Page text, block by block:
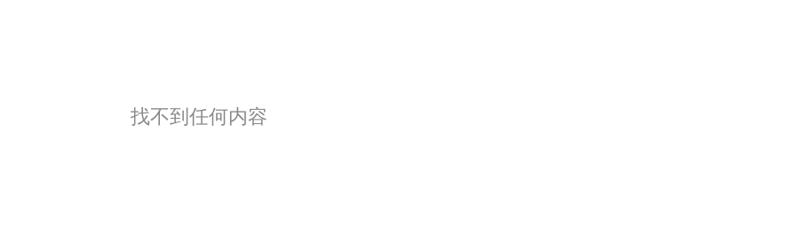
找不到任何内容